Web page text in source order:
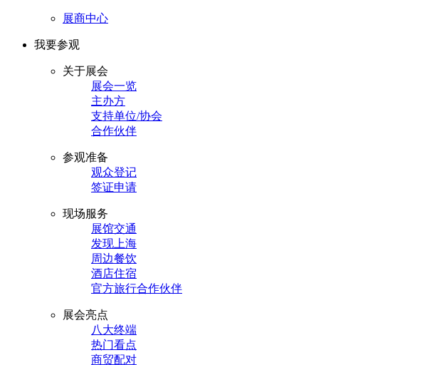
展商中心
我要参观
关于展会
展会一览
主办方
支持单位/协会
合作伙伴
参观准备
观众登记
签证申请
现场服务
展馆交通
发现上海
周边餐饮
酒店住宿
官方旅行合作伙伴
展会亮点
八大终端
热门看点
商贸配对